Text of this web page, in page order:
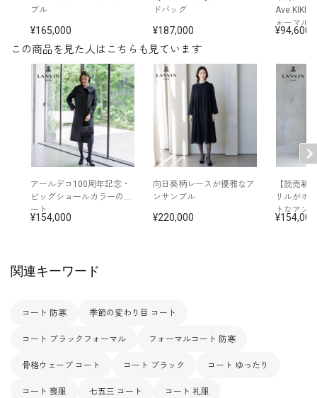
※裄丈：首の後ろ付け根部分から肩先の中心を通って袖
イヤリング / 5652200-00
バッグ /5320211-00
※モデル：身長173cm 9号着用
この商品を見た人はこちらも見ています
アールデコ100周年記念・
ビッグショールカラーのコ
ート
154,000
向日葵柄レースが優雅なア
ンサンブル
220,000
【読売新
リルがポ
トなアン
154,000
ブル
165,000
ドバッグ
187,000
Ave.KIKI×
ォーマル
94,600
関連キーワード
コート 防寒 季節の変わり目 コート
コート ブラックフォーマル フォーマルコート 防寒
骨格ウェーブ コート コート ブラック コート ゆったり
コート 喪服 七五三 コート コート 礼服